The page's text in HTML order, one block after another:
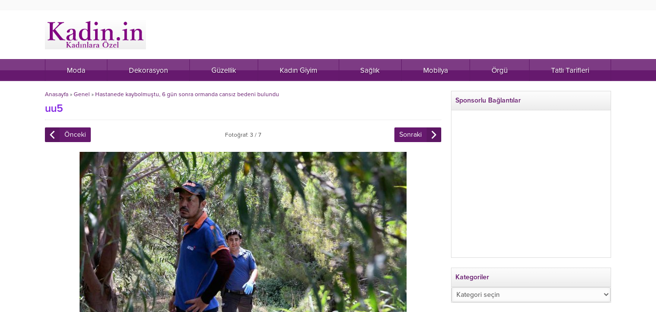
Moda Dekorasyon Güzellik Kadın Giyim Sağlık Mobilya Örgü Tatlı Tarifleri
Anasayfa » Genel » Hastanede kaybolmuştu, 6 gün sonra ormanda cansız bedeni bulundu
uu5
Önceki Fotoğraf: 3 / 7 Sonraki
Sponsorlu Bağlantılar
Kategoriler
Kategoriler